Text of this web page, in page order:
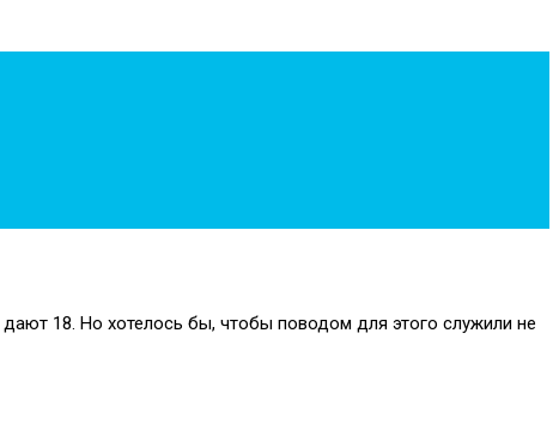
18. Но хотелось бы, чтобы поводом для этого служили не